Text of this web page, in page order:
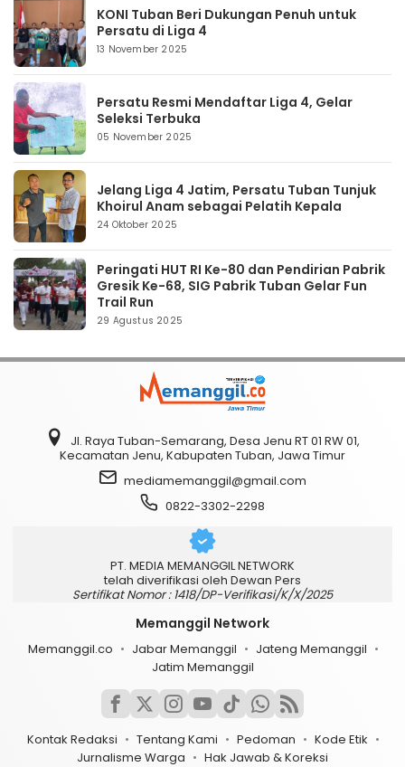
KONI Tuban Beri Dukungan Penuh untuk
Persatu di Liga 4
13 November 2025
Persatu Resmi Mendaftar Liga 4, Gelar
Seleksi Terbuka
05 November 2025
Jelang Liga 4 Jatim, Persatu Tuban Tunjuk
Khoirul Anam sebagai Pelatih Kepala
24 Oktober 2025
Peringati HUT RI Ke-80 dan Pendirian Pabrik
Gresik Ke-68, SIG Pabrik Tuban Gelar Fun
Trail Run
29 Agustus 2025
Jl. Raya Tuban-Semarang, Desa Jenu RT 01 RW 01,
Kecamatan Jenu, Kabupaten Tuban, Jawa Timur
mediamemanggil@gmail.com
0822-3302-2298
PT. MEDIA MEMANGGIL NETWORK
telah diverifikasi oleh Dewan Pers
Sertifikat Nomor : 1418/DP-Verifikasi/K/X/2025
Memanggil Network
Memanggil.co Jabar Memanggil
Jateng Memanggil
Jatim Memanggil
Kontak Redaksi Tentang Kami Pedoman
Kode Etik
Jurnalisme Warga
Hak Jawab & Koreksi